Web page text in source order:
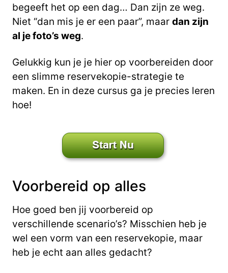
begeeft het op een dag… Dan zijn ze weg.
Niet “dan mis je er een paar”, maar dan zijn
al je foto’s weg.
Gelukkig kun je je hier op voorbereiden door
een slimme reservekopie-strategie te
maken. En in deze cursus ga je precies leren
hoe!
Voorbereid op alles
Hoe goed ben jij voorbereid op
verschillende scenario’s? Misschien heb je
wel een vorm van een reservekopie, maar
heb je echt aan alles gedacht?